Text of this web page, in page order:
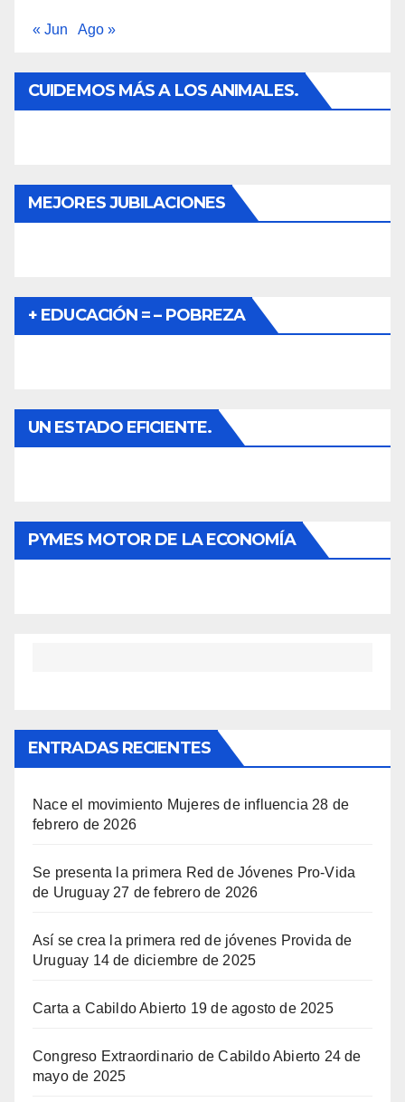
« Jun Ago »
CUIDEMOS MÁS A LOS ANIMALES.
MEJORES JUBILACIONES
+ EDUCACIÓN = – POBREZA
UN ESTADO EFICIENTE.
PYMES MOTOR DE LA ECONOMÍA
ENTRADAS RECIENTES
Nace el movimiento Mujeres de influencia 28 de
febrero de 2026
Se presenta la primera Red de Jóvenes Pro-Vida
de Uruguay 27 de febrero de 2026
Así se crea la primera red de jóvenes Provida de
Uruguay 14 de diciembre de 2025
Carta a Cabildo Abierto 19 de agosto de 2025
Congreso Extraordinario de Cabildo Abierto 24 de
mayo de 2025